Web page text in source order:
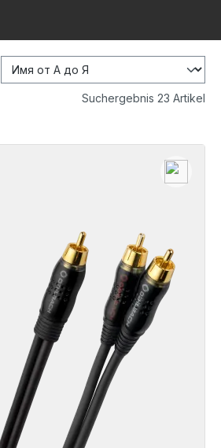
Suchergebnis 23 Artikel